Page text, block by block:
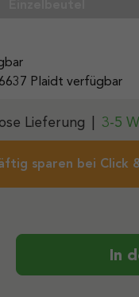
Plaidt verfügbar
Lieferung 3-5
sparen bei Click
den In